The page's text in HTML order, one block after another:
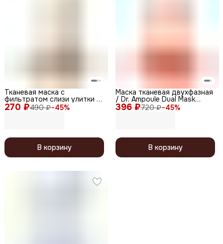
270 ₽490 ₽−45%
Тканевая маска с
фильтратом слизи улитки /
0.2 Therapy Air Mask Snail,
20 мл
В корзину
396 ₽720 ₽−45%
Маска тканевая двухфазная
/ Dr. Ampoule Dual Mask
Sheet, 24 мл
В корзину